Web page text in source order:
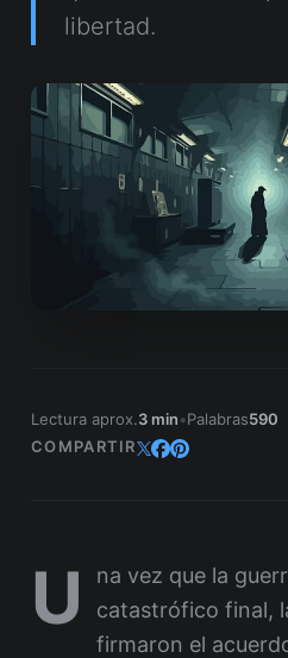
libertad.
Lectura aprox.3 min•Palabras590
COMPARTIR
U
na vez que la
catastrófico final,
firmaron el